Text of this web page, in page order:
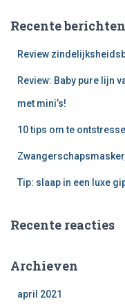
Recente berichten
Review
Review: Baby pure lijn
met mini’s!
10 tips om te
Tip: slaap in een luxe
Recente reacties
Archieven
april 2021